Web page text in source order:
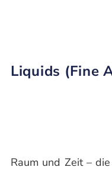
Liquids (Fine
Raum und Zeit –